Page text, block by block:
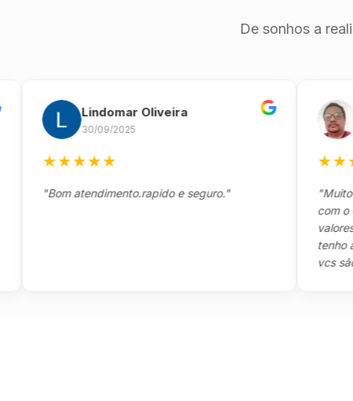
De sonhos a
Lindomar Oliveira
30/09/2025
★★★
"Bom atendimento.rapido e seguro."
26/
★★
"Muito
com o
valores e
tenho a
vcs são